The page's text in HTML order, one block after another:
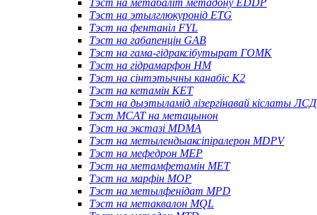
Тэст на метабаліт метадону EDDP
Тэст на этылглюкуронід ETG
Тэст на фентаніл FYL
Тэст на габапенцін GAB
Тэст на гама-гідраксібутырат ГОМК
Тэст на гідрамарфон HM
Тэст на сінтэтычны канабіс K2
Тэст на кетамін KET
Тэст на дыэтыламід лізергінавай кіслаты ЛСД
Тэст MCAT на метацынон
Тэст на экстазі MDMA
Тэст на метылендыаксіпіралерон MDPV
Тэст на мефедрон MEP
Тэст на метамфетамін MET
Тэст на марфін MOP
Тэст на метылфенідат MPD
Тэст на метаквалон MQL